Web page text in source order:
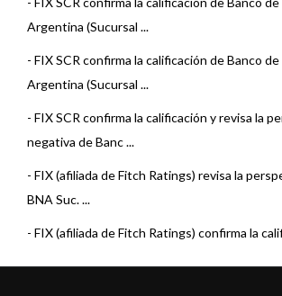
Argentina (Sucursal ...
- FIX SCR confirma la calificación de Banco de
Argentina (Sucursal ...
- FIX SCR confirma la calificación y revisa la
negativa de Banc ...
- FIX (afiliada de Fitch Ratings) revisa la
BNA Suc. ...
- FIX (afiliada de Fitch Ratings) confirma la